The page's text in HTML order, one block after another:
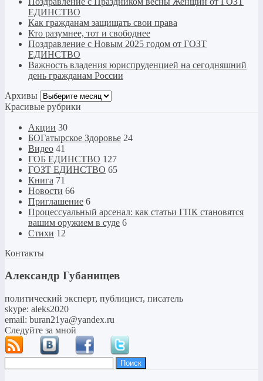
ЕДИНСТВО
Как гражданам защищать свои права
Кто разумнее, тот и свободнее
Поздравление с Новым 2025 годом от ГОЗТ
ЕДИНСТВО
Важность владения юриспруденцией на сегодняшний
день гражданам России
Архивы Архивы
Красивые рубрики
Акции 30
БОГатырское Здоровье 24
Видео 41
ГОБ ЕДИНСТВО 127
ГОЗТ ЕДИНСТВО 65
Книга 71
Новости 66
Приглашение 6
Процессуальный арсенал: как статьи ГПК становятся
вашим оружием в суде 6
Стихи 12
Контакты
Александр Губанищев
политический эксперт, публицист, писатель
skype: aleks2020
email: buran21ya@yandex.ru
Следуйте за мной